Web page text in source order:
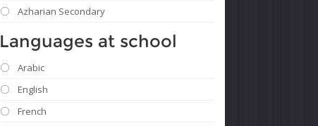
Azharian Secondary
Languages ​​at school
Arabic
English
French